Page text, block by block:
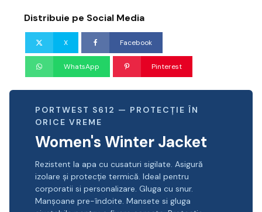
Distribuie pe Social Media
X Facebook
WhatsApp Pinterest
PORTWEST S612 — PROTECȚIE ÎN
ORICE VREME
Women's Winter Jacket
Rezistent la apa cu cusaturi sigilate. Asigură
izolare și protecție termică. Ideal pentru
corporatii si personalizare. Gluga cu snur.
Manșoane pre-îndoite. Mansete si gluga